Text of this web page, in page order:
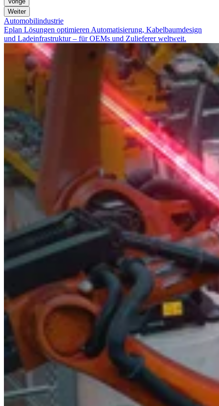
Weiter
Automobilindustrie
Eplan Lösungen optimieren Automatisierung, Kabelbaumdesign
und Ladeinfrastruktur – für OEMs und Zulieferer weltweit.